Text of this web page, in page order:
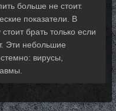
больше не стоит.
показатели. В
брать только если
Эти небольшие
вирусы,